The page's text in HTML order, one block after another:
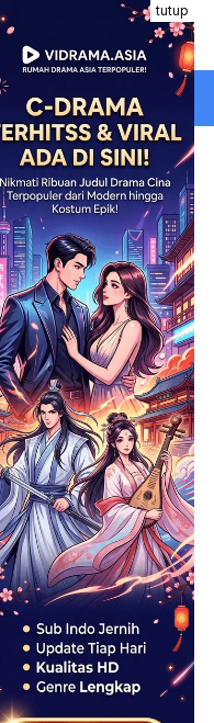
Loncat
ke
konten
tutup